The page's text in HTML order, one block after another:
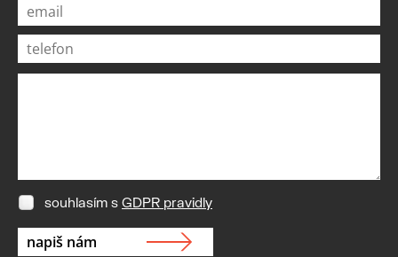
souhlasím s GDPR pravidly